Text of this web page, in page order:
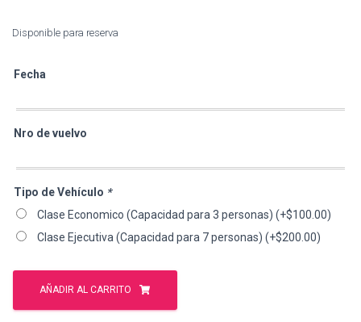
Disponible para reserva
Fecha
Nro de vuelvo
Tipo de Vehículo *
Clase Economico (Capacidad para 3 personas) (+$100.00)
Clase Ejecutiva (Capacidad para 7 personas) (+$200.00)
Servicio
Recogida
AÑADIR AL CARRITO